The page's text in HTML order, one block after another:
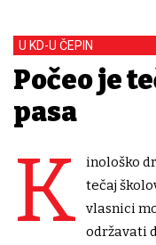
U KD-U ČEPIN
Počeo je
pasa
K
inološko
tečaj
vlasnici
održavati